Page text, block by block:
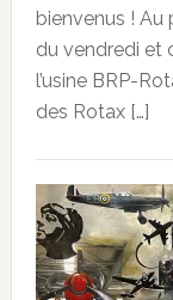
bienvenus ! Au
du vendredi et
l’usine BRP-
des Rotax […]